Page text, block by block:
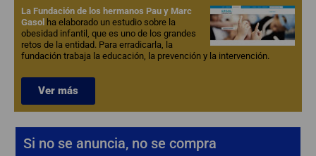
La Fundación de los hermanos Pau y Marc
Gasol ha elaborado un estudio sobre la
obesidad infantil, que es uno de los grandes
retos de la entidad. Para erradicarla, la
fundación trabaja la educación, la prevención y la intervención.
Ver más
Si no se anuncia, no se compra